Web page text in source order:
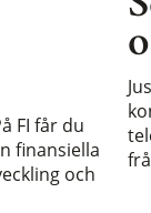
FI får du
finansiella
och